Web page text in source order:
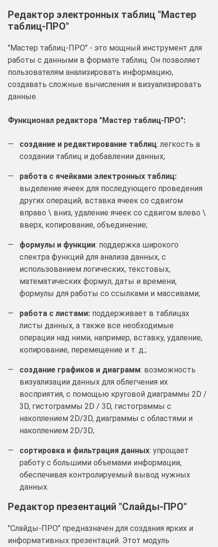
Редактор электронных таблиц "Мастер
таблиц-ПРО"
"Мастер таблиц-ПРО" - это мощный инструмент для
работы с данными в формате таблиц. Он позволяет
пользователям анализировать информацию,
создавать сложные вычисления и визуализировать
данные.
Функционал редактора "Мастер таблиц-ПРО":
создание и редактирование таблиц: легкость в
создании таблиц и добавлении данных;
работа с ячейками электронных таблиц:
выделение ячеек для последующего проведения
других операций, вставка ячеек со сдвигом
вправо \ вниз, удаление ячеек со сдвигом влево \
вверх, копирование, объединение;
формулы и функции: поддержка широкого
спектра функций для анализа данных, с
использованием логических, текстовых,
математических формул, даты и времени,
формулы для работы со ссылками и массивами;
работа с листами: поддерживает в таблицах
листы данных, а также все необходимые
операции над ними, например, вставку, удаление,
копирование, перемещение и т. д.;
создание графиков и диаграмм: возможность
визуализации данных для облегчения их
восприятия, с помощью круговой диаграммы 2D /
3D, гистограммы 2D / 3D, гистограммы с
накоплением 2D/3D, диаграммы с областями и
накоплением 2D/3D;
сортировка и фильтрация данных: упрощает
работу с большими объемами информации,
обеспечивая контролируемый вывод нужных
данных.
Редактор презентаций "Слайды-ПРО"
"Слайды-ПРО" предназначен для создания ярких и
информативных презентаций. Этот модуль